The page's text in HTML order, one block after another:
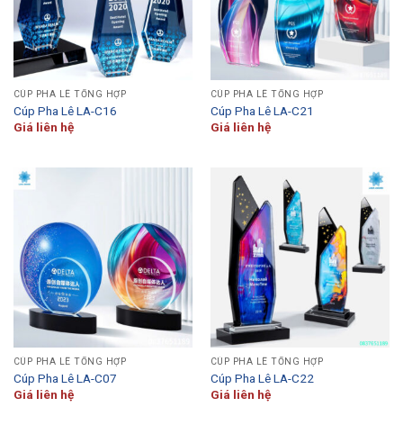
CÚP PHA LÊ TỔNG HỢP
Cúp Pha Lê LA-C16
Giá liên hệ
CÚP PHA LÊ TỔNG HỢP
Cúp Pha Lê LA-C21
Giá liên hệ
CÚP PHA LÊ TỔNG HỢP
Cúp Pha Lê LA-C07
Giá liên hệ
CÚP PHA LÊ TỔNG HỢP
Cúp Pha Lê LA-C22
Giá liên hệ